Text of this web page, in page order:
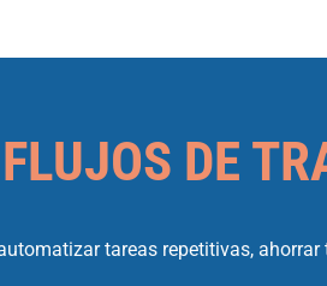
DE
tareas repetitivas,